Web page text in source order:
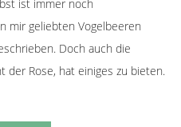
ist immer noch
mir geliebten Vogelbeeren
Doch auch die
der Rose, hat einiges zu bieten.